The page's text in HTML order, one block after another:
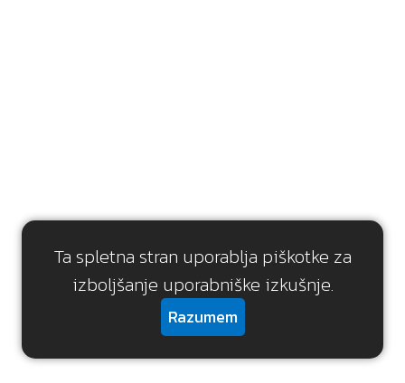
Ta spletna stran uporablja piškotke za
izboljšanje uporabniške izkušnje.
Razumem